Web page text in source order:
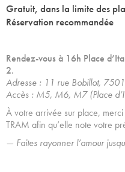
Gratuit, dans la limite des
Réservation recommandée
Rendez-vous à 16h Place
2.
Adresse : 11 rue Bobillot,
Accès : M5, M6, M7 (Place
À votre arrivée sur place,
TRAM afin qu’elle note votre
— Faites rayonner l’amour